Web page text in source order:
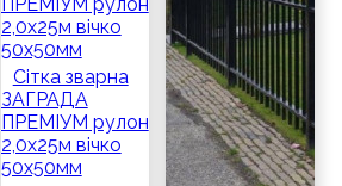
Сітка зварна
ЗАГРАДА
ПРЕМІУМ рулон
2,0х25м вічко
50х50мм